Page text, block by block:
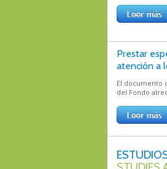
Prestar
atención a
El documento
del Fondo